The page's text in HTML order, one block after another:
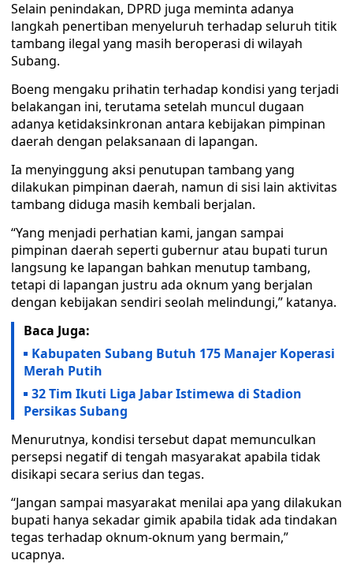
Selain penindakan, DPRD juga meminta adanya
langkah penertiban menyeluruh terhadap seluruh titik
tambang ilegal yang masih beroperasi di wilayah
Subang.
Boeng mengaku prihatin terhadap kondisi yang terjadi
belakangan ini, terutama setelah muncul dugaan
adanya ketidaksinkronan antara kebijakan pimpinan
daerah dengan pelaksanaan di lapangan.
Ia menyinggung aksi penutupan tambang yang
dilakukan pimpinan daerah, namun di sisi lain aktivitas
tambang diduga masih kembali berjalan.
“Yang menjadi perhatian kami, jangan sampai
pimpinan daerah seperti gubernur atau bupati turun
langsung ke lapangan bahkan menutup tambang,
tetapi di lapangan justru ada oknum yang berjalan
dengan kebijakan sendiri seolah melindungi,” katanya.
Baca Juga:
Kabupaten Subang Butuh 175 Manajer Koperasi
Merah Putih
32 Tim Ikuti Liga Jabar Istimewa di Stadion
Persikas Subang
Menurutnya, kondisi tersebut dapat memunculkan
persepsi negatif di tengah masyarakat apabila tidak
disikapi secara serius dan tegas.
“Jangan sampai masyarakat menilai apa yang dilakukan
bupati hanya sekadar gimik apabila tidak ada tindakan
tegas terhadap oknum-oknum yang bermain,”
ucapnya.